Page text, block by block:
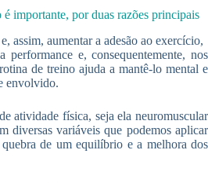
importante, por duas razões principais
assim, aumentar a adesão ao exercício,
performance e, consequentemente, nos
de treino ajuda a mantê-lo mental e
envolvido.
atividade física, seja ela neuromuscular
diversas variáveis que podemos aplicar
de um equilíbrio e a melhora dos